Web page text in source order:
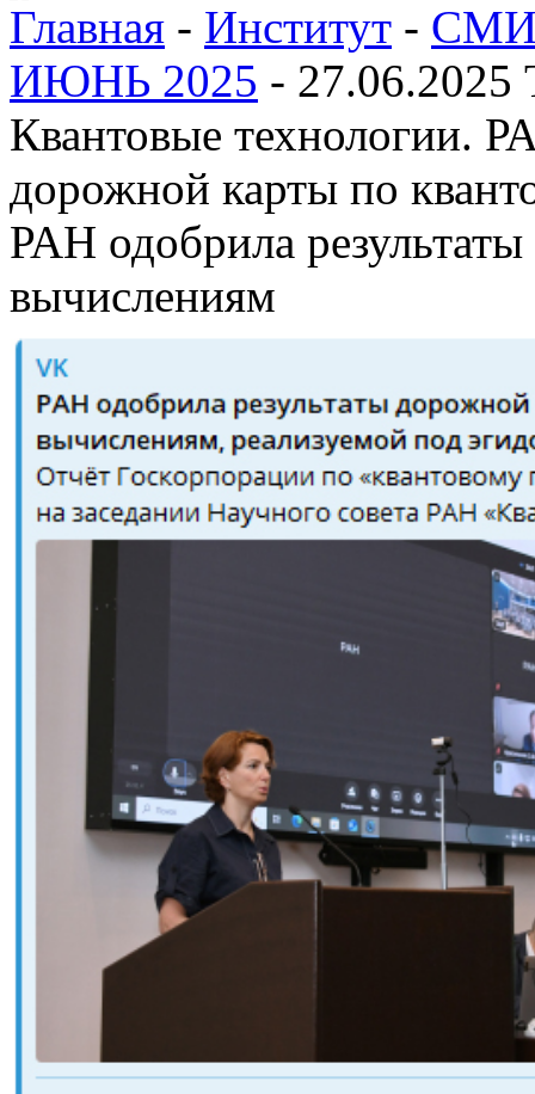
Главная - Институт - СМИ
ИЮНЬ 2025 - 27.06.2025
Квантовые технологии.
дорожной карты по
РАН одобрила
вычислениям